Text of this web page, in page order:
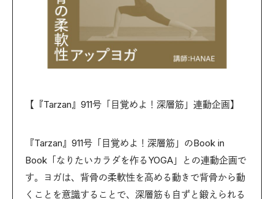
【『Tarzan』911号「目覚めよ！深層筋」連動企画】
『Tarzan』911号「目覚めよ！深層筋」のBook in
Book「なりたいカラダを作るYOGA」との連動企画で
す。ヨガは、背骨の柔軟性を高める動きで背骨から動
くことを意識することで、深層筋も自ずと鍛えられる